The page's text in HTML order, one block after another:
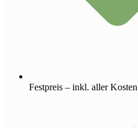
Festpreis – inkl. aller Kosten